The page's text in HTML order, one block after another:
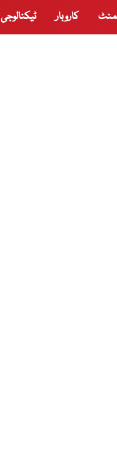
کاروبار ٹیکنالوجی